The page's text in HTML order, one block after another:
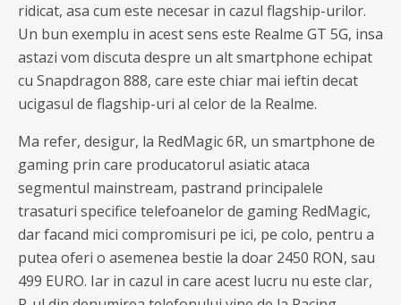
ridicat, asa cum este necesar in cazul flagship-urilor.
Un bun exemplu in acest sens este Realme GT 5G, insa
astazi vom discuta despre un alt smartphone echipat
cu Snapdragon 888, care este chiar mai ieftin decat
ucigasul de flagship-uri al celor de la Realme.
Ma refer, desigur, la RedMagic 6R, un smartphone de
gaming prin care producatorul asiatic ataca
segmentul mainstream, pastrand principalele
trasaturi specifice telefoanelor de gaming RedMagic,
dar facand mici compromisuri pe ici, pe colo, pentru a
putea oferi o asemenea bestie la doar 2450 RON, sau
499 EURO. Iar in cazul in care acest lucru nu este clar,